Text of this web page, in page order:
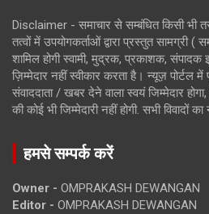
Disclaimer - समाचार से सम्बंधित किसी भी
तत्वों में उपयोगकर्ताओं द्वारा प्रस्तुत सामग्री (
शामिल होगी स्वामी, मुद्रक, प्रकाशक,
ज़िम्मेदार नहीं स्वीकार करता है। न्यूज़ पोर्टल
संवाददाता / खबर देने वाला स्वयं जिम्मेदार
की कोई भी जिम्मेदारी नहीं होगी. सभी विवादों का
हमसे सम्पर्क करें
Owner - OMPRAKASH DEWANGAN
Editor - OMPRAKASH DEWANGAN